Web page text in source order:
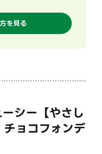
を見る
シー【やさし
ョコフォンデ